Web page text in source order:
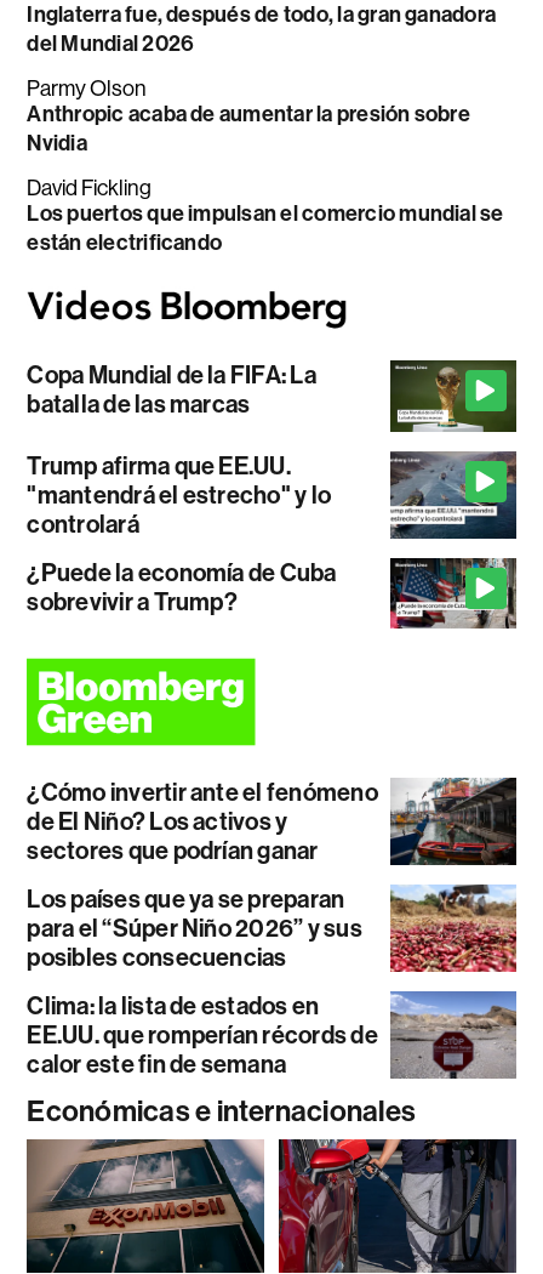
Inglaterra fue, después de todo, la gran ganadora
del Mundial 2026
Parmy Olson
Anthropic acaba de aumentar la presión sobre
Nvidia
David Fickling
Los puertos que impulsan el comercio mundial se
están electrificando
Copa Mundial de la FIFA: La
batalla de las marcas
Trump afirma que EE.UU.
"mantendrá el estrecho" y lo
controlará
¿Puede la economía de Cuba
sobrevivir a Trump?
¿Cómo invertir ante el fenómeno
de El Niño? Los activos y
sectores que podrían ganar
Los países que ya se preparan
para el “Súper Niño 2026” y sus
posibles consecuencias
Clima: la lista de estados en
EE.UU. que romperían récords de
calor este fin de semana
Económicas e internacionales